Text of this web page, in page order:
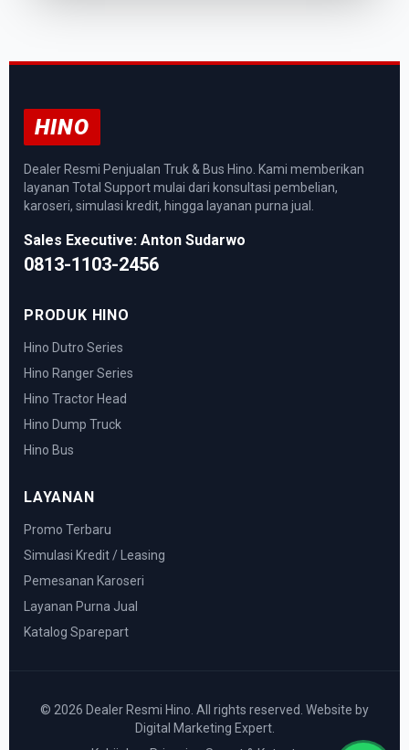
HINO
Dealer Resmi Penjualan Truk & Bus Hino. Kami memberikan
layanan Total Support mulai dari konsultasi pembelian,
karoseri, simulasi kredit, hingga layanan purna jual.
Sales Executive: Anton Sudarwo
0813-1103-2456
PRODUK HINO
Hino Dutro Series
Hino Ranger Series
Hino Tractor Head
Hino Dump Truck
Hino Bus
LAYANAN
Promo Terbaru
Simulasi Kredit / Leasing
Pemesanan Karoseri
Layanan Purna Jual
Katalog Sparepart
© 2026 Dealer Resmi Hino. All rights reserved. Website by
Digital Marketing Expert.